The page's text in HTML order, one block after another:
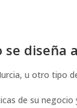
diseña
u otro tipo
de su